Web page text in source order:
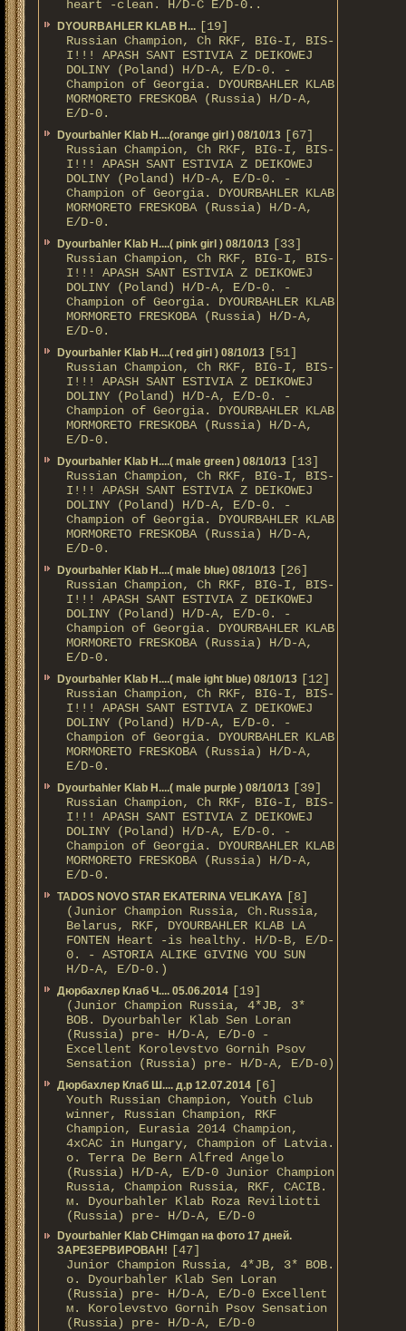
heart -clean. H/D-С E/D-0..
DYOURBAHLER KLAB Н... [19]
Russian Champion, Ch RKF, BIG-I, BIS-
I!!! APASH SANT ESTIVIA Z DEIKOWEJ
DOLINY (Poland) H/D-A, E/D-0. -
Champion of Georgia. DYOURBAHLER KLAB
MORMORETO FRESKOBA (Russia) H/D-A,
E/D-0.
Dyourbahler Klab H....(orange girl ) 08/10/13 [67]
Russian Champion, Ch RKF, BIG-I, BIS-
I!!! APASH SANT ESTIVIA Z DEIKOWEJ
DOLINY (Poland) H/D-A, E/D-0. -
Champion of Georgia. DYOURBAHLER KLAB
MORMORETO FRESKOBA (Russia) H/D-A,
E/D-0.
Dyourbahler Klab H....( pink girl ) 08/10/13 [33]
Russian Champion, Ch RKF, BIG-I, BIS-
I!!! APASH SANT ESTIVIA Z DEIKOWEJ
DOLINY (Poland) H/D-A, E/D-0. -
Champion of Georgia. DYOURBAHLER KLAB
MORMORETO FRESKOBA (Russia) H/D-A,
E/D-0.
Dyourbahler Klab H....( red girl ) 08/10/13 [51]
Russian Champion, Ch RKF, BIG-I, BIS-
I!!! APASH SANT ESTIVIA Z DEIKOWEJ
DOLINY (Poland) H/D-A, E/D-0. -
Champion of Georgia. DYOURBAHLER KLAB
MORMORETO FRESKOBA (Russia) H/D-A,
E/D-0.
Dyourbahler Klab H....( male green ) 08/10/13 [13]
Russian Champion, Ch RKF, BIG-I, BIS-
I!!! APASH SANT ESTIVIA Z DEIKOWEJ
DOLINY (Poland) H/D-A, E/D-0. -
Champion of Georgia. DYOURBAHLER KLAB
MORMORETO FRESKOBA (Russia) H/D-A,
E/D-0.
Dyourbahler Klab H....( male blue) 08/10/13 [26]
Russian Champion, Ch RKF, BIG-I, BIS-
I!!! APASH SANT ESTIVIA Z DEIKOWEJ
DOLINY (Poland) H/D-A, E/D-0. -
Champion of Georgia. DYOURBAHLER KLAB
MORMORETO FRESKOBA (Russia) H/D-A,
E/D-0.
Dyourbahler Klab H....( male ight blue) 08/10/13 [12]
Russian Champion, Ch RKF, BIG-I, BIS-
I!!! APASH SANT ESTIVIA Z DEIKOWEJ
DOLINY (Poland) H/D-A, E/D-0. -
Champion of Georgia. DYOURBAHLER KLAB
MORMORETO FRESKOBA (Russia) H/D-A,
E/D-0.
Dyourbahler Klab H....( male purple ) 08/10/13 [39]
Russian Champion, Ch RKF, BIG-I, BIS-
I!!! APASH SANT ESTIVIA Z DEIKOWEJ
DOLINY (Poland) H/D-A, E/D-0. -
Champion of Georgia. DYOURBAHLER KLAB
MORMORETO FRESKOBA (Russia) H/D-A,
E/D-0.
TADOS NOVO STAR EKATERINA VELIKAYA [8]
(Junior Champion Russia, Ch.Russia,
Belarus, RKF, DYOURBAHLER KLAB LA
FONTEN Heart -is healthy. H/D-В, E/D-
0. - ASTORIA ALIKE GIVING YOU SUN
H/D-А, E/D-0.)
Дюрбахлер Клаб Ч.... 05.06.2014 [19]
(Junior Champion Russia, 4*JB, 3*
BOB. Dyourbahler Klab Sen Loran
(Russia) pre- H/D-A, E/D-0 -
Excellent Korolevstvo Gornih Psov
Sensation (Russia) pre- H/D-A, E/D-0)
Дюрбахлер Клаб Ш.... д.р 12.07.2014 [6]
Youth Russian Champion, Youth Club
winner, Russian Champion, RKF
Champion, Eurasia 2014 Champion,
4xCAC in Hungary, Champion of Latvia.
о. Terra De Bern Alfred Angelo
(Russia) H/D-A, E/D-0 Junior Champion
Russia, Champion Russia, RKF, CACIB.
м. Dyourbahler Klab Roza Reviliotti
(Russia) pre- H/D-A, E/D-0
Dyourbahler Klab CHimgan на фото 17 дней.
ЗАРЕЗЕРВИРОВАН!
[47]
Junior Champion Russia, 4*JB, 3* BOB.
о. Dyourbahler Klab Sen Loran
(Russia) pre- H/D-A, E/D-0 Excellent
м. Korolevstvo Gornih Psov Sensation
(Russia) pre- H/D-A, E/D-0